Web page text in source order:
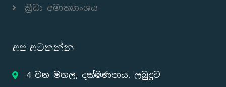
ක්‍රීඩා අමාත්‍යාංශය
අප අමතන්න
4 වන මහල, දක්ෂිණපාය, ලබුදූව